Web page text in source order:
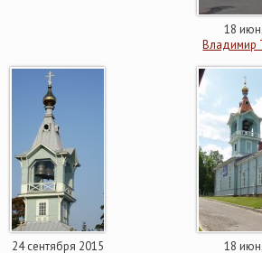
18
Владимир
24 сентября 2015
18